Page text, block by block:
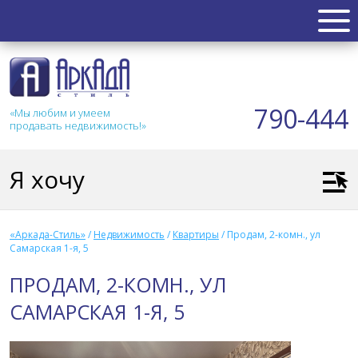
«Мы любим и умеем
продавать недвижимость!»
790-444
НЕДВИЖИМОСТЬ
Таунхаус
Коммерческая
АКЦИИ
СТАТЬИ
Я хочу
«Аркада-Стиль»/ Недвижимость / Квартиры / Продам, 2-комн., ул
Самарская 1-я, 5
ПРОДАМ, 2-КОМН., УЛ
САМАРСКАЯ 1-Я, 5